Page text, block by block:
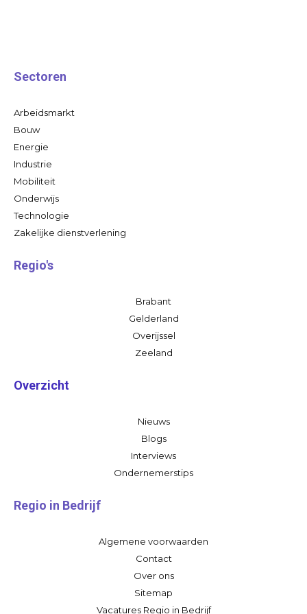
Sectoren
Arbeidsmarkt
Bouw
Energie
Industrie
Mobiliteit
Onderwijs
Technologie
Zakelijke dienstverlening
Regio's
Brabant
Gelderland
Overijssel
Zeeland
Overzicht
Nieuws
Blogs
Interviews
Ondernemerstips
Regio in Bedrijf
Algemene voorwaarden
Contact
Over ons
Sitemap
Vacatures Regio in Bedrijf